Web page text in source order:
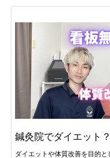
鍼灸院でダイエット
ダイエットや体質改善を目的